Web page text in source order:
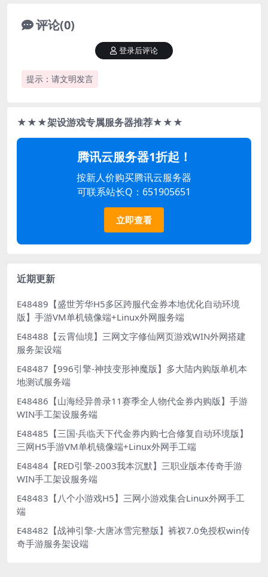
评论(0)
提示：请文明发言
登录后评论
★★★架设游戏专属服务器推荐★★★
腾讯云服务器1折起！
按新人价购买腾讯云服务器
可联系站长Q：651905651
立即查看
近期更新
E48489【盛世芳华H5多区跨服代金券本地优化自动环境
版】手游VM单机镜像端+Linux外网服务端
E48488【云霄仙境】三网文字修仙网页游戏WIN外网搭建
服务架设端
E48487【996引擎-神技变形神魔版】多大陆内购版单机本
地测试服务端
E48486【山海经异兽录11赛季全人物代金券内购版】手游
WIN手工架设服务端
E48485【三国·兵临天下代金券内购七合修复自动环境版】
三网H5手游VM单机镜像端+Linux外网手工端
E48484【RED引擎-2003我本沉默】三职业版本传奇手游
WIN手工架设服务端
E48483【八个小游戏H5】三网小游戏集合Linux外网手工
端
E48482【战神引擎-大唐冰雪完整版】裤衩7.0免授权win传
奇手游服务架设端